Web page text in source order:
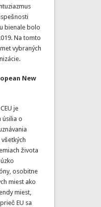
bienale bolo
Na tomto
vybraných
New
je
úsilia o
života
osobitne
miest ako
miest,
EU sa